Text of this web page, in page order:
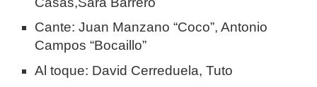
Cante: Juan Manzano “Coco”, Antonio
Campos “Bocaillo”
Al toque: David Cerreduela, Tuto